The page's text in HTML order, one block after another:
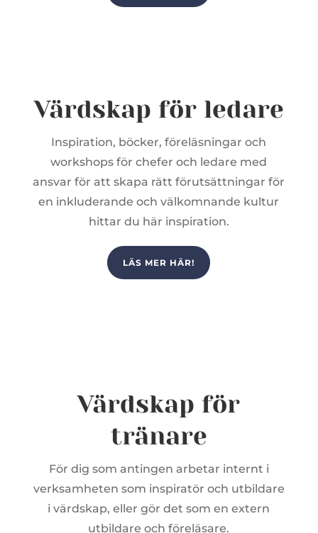
Värdskap för ledare
Inspiration, böcker, föreläsningar och
workshops för chefer och ledare med
ansvar för att skapa rätt förutsättningar för
en inkluderande och välkomnande kultur
hittar du här inspiration.
LÄS MER HÄR!
Värdskap för
tränare
För dig som antingen arbetar internt i
verksamheten som inspiratör och utbildare
i värdskap, eller gör det som en extern
utbildare och föreläsare.